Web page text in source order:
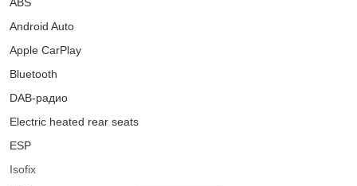
Android Auto
Apple CarPlay
Bluetooth
DAB-радио
Electric heated rear seats
ESP
Isofix